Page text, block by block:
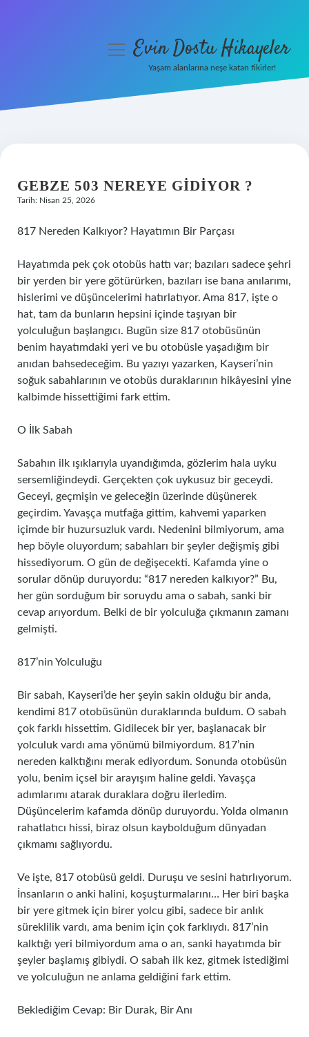
Hakkımızda
menüyüEvin Dostu Hikayeler
Yaşam alanlarına neşe katan fikirler!
GEBZE 503 NEREYE GIDIYOR ?
Tarih: Nisan 25, 2026
817 Nereden Kalkıyor? Hayatımın Bir Parçası
Hayatımda pek çok otobüs hattı var; bazıları sadece şehri
bir yerden bir yere götürürken, bazıları ise bana anılarımı,
hislerimi ve düşüncelerimi hatırlatıyor. Ama 817, işte o
hat, tam da bunların hepsini içinde taşıyan bir
yolculuğun başlangıcı. Bugün size 817 otobüsünün
benim hayatımdaki yeri ve bu otobüsle yaşadığım bir
anıdan bahsedeceğim. Bu yazıyı yazarken, Kayseri’nin
soğuk sabahlarının ve otobüs duraklarının hikâyesini yine
kalbimde hissettiğimi fark ettim.
O İlk Sabah
Sabahın ilk ışıklarıyla uyandığımda, gözlerim hala uyku
sersemliğindeydi. Gerçekten çok uykusuz bir geceydi.
Geceyi, geçmişin ve geleceğin üzerinde düşünerek
geçirdim. Yavaşça mutfağa gittim, kahvemi yaparken
içimde bir huzursuzluk vardı. Nedenini bilmiyorum, ama
hep böyle oluyordum; sabahları bir şeyler değişmiş gibi
hissediyorum. O gün de değişecekti. Kafamda yine o
sorular dönüp duruyordu: “817 nereden kalkıyor?” Bu,
her gün sorduğum bir soruydu ama o sabah, sanki bir
cevap arıyordum. Belki de bir yolculuğa çıkmanın zamanı
gelmişti.
817’nin Yolculuğu
Bir sabah, Kayseri’de her şeyin sakin olduğu bir anda,
kendimi 817 otobüsünün duraklarında buldum. O sabah
çok farklı hissettim. Gidilecek bir yer, başlanacak bir
yolculuk vardı ama yönümü bilmiyordum. 817’nin
nereden kalktığını merak ediyordum. Sonunda otobüsün
yolu, benim içsel bir arayışım haline geldi. Yavaşça
adımlarımı atarak duraklara doğru ilerledim.
Düşüncelerim kafamda dönüp duruyordu. Yolda olmanın
rahatlatıcı hissi, biraz olsun kaybolduğum dünyadan
çıkmamı sağlıyordu.
Ve işte, 817 otobüsü geldi. Duruşu ve sesini hatırlıyorum.
İnsanların o anki halini, koşuşturmalarını… Her biri başka
bir yere gitmek için birer yolcu gibi, sadece bir anlık
süreklilik vardı, ama benim için çok farklıydı. 817’nin
kalktığı yeri bilmiyordum ama o an, sanki hayatımda bir
şeyler başlamış gibiydi. O sabah ilk kez, gitmek istediğimi
ve yolculuğun ne anlama geldiğini fark ettim.
Beklediğim Cevap: Bir Durak, Bir Anı